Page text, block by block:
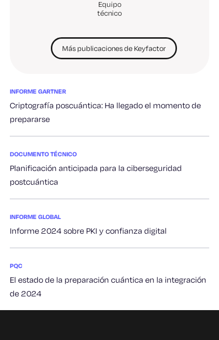
Equipo
técnico
Más publicaciones de Keyfactor
INFORME GARTNER
Criptografía poscuántica: Ha llegado el momento de
prepararse
DOCUMENTO TÉCNICO
Planificación anticipada para la ciberseguridad
postcuántica
INFORME GLOBAL
Informe 2024 sobre PKI y confianza digital
PQC
El estado de la preparación cuántica en la integración
de 2024